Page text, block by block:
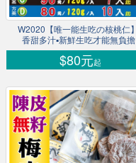
W2020【唯一能生吃の核桃仁】
香甜多汁▪新鮮生吃才能無負擔
$80元起